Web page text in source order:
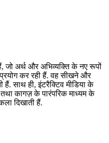
जो अर्थ और अभिव्यक्ति के नए रूपों
कर रही हैं. वह सीखने और
साथ ही, इंटरैक्टिव मीडिया के
कागज़ के पारंपरिक माध्यम के
दिखाती हैं.